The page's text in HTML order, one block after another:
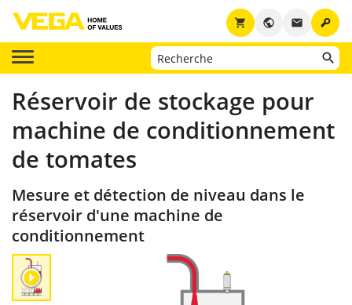
key
email
public
shopping_cart
Réservoir de stockage pour
machine de conditionnement
de tomates
Mesure et détection de niveau dans le
réservoir d'une machine de
conditionnement